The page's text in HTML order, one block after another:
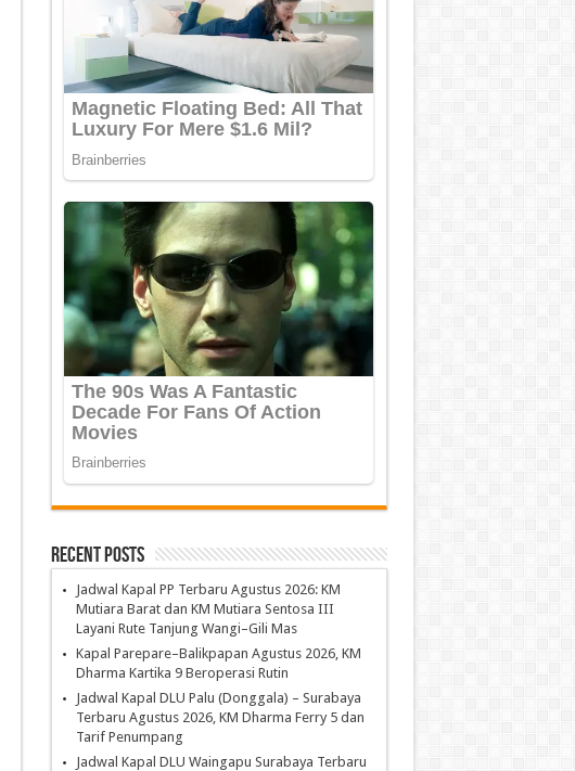
Recent Posts
Jadwal Kapal PP Terbaru Agustus 2026: KM
Mutiara Barat dan KM Mutiara Sentosa III
Layani Rute Tanjung Wangi–Gili Mas
Kapal Parepare–Balikpapan Agustus 2026, KM
Dharma Kartika 9 Beroperasi Rutin
Jadwal Kapal DLU Palu (Donggala) – Surabaya
Terbaru Agustus 2026, KM Dharma Ferry 5 dan
Tarif Penumpang
Jadwal Kapal DLU Waingapu Surabaya Terbaru